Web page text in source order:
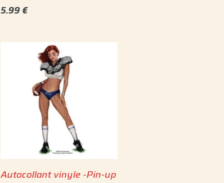
5.99€
Autocollant vinyle -Pin-up